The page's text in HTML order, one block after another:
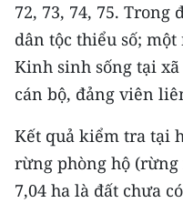
Chuyên trang TP. Hồ
CHUYÊN ĐỀ
VỀ BÁO NHÂN DÂN
72, 73, 74, 75. Trong
dân tộc thiểu số;
Kinh sinh sống tại
cán bộ, đảng viên
Kết quả kiểm tra tại
rừng phòng hộ (rừng
7,04 ha là đất chưa